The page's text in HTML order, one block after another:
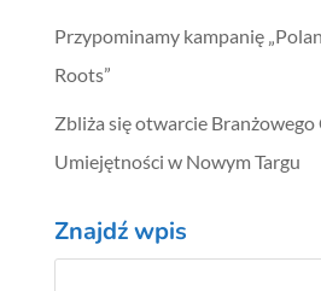
Przypominamy kampanię
Roots”
Zbliża się otwarcie
Umiejętności w Nowym Targu
Znajdź wpis